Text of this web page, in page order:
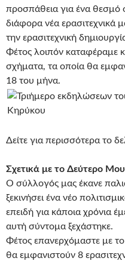
προσπάθεια για ένα θεσμό
διάφορα νέα ερασιτεχνικά
την ερασιτεχνική
Φέτος λοιπόν καταφέραμε
σχήματα, τα οποία θα
18 του μήνα.
Δείτε για περισσότερα το
Σχετικά με το Δεύτερο
Ο σύλλογός μας έκανε
ξεκινήσει ένα νέο
επειδή για κάποια χρόνια
αυτή σύντομα ξεχάστηκε.
Φέτος επανερχόμαστε με
θα εμφανιστούν 8